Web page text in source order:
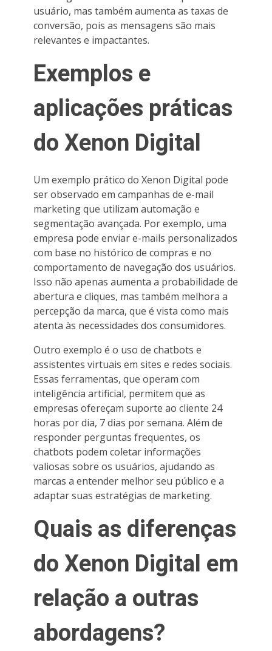
usuário, mas também aumenta as taxas de
conversão, pois as mensagens são mais
relevantes e impactantes.
Exemplos e
aplicações práticas
do Xenon Digital
Um exemplo prático do Xenon Digital pode
ser observado em campanhas de e-mail
marketing que utilizam automação e
segmentação avançada. Por exemplo, uma
empresa pode enviar e-mails personalizados
com base no histórico de compras e no
comportamento de navegação dos usuários.
Isso não apenas aumenta a probabilidade de
abertura e cliques, mas também melhora a
percepção da marca, que é vista como mais
atenta às necessidades dos consumidores.
Outro exemplo é o uso de chatbots e
assistentes virtuais em sites e redes sociais.
Essas ferramentas, que operam com
inteligência artificial, permitem que as
empresas ofereçam suporte ao cliente 24
horas por dia, 7 dias por semana. Além de
responder perguntas frequentes, os
chatbots podem coletar informações
valiosas sobre os usuários, ajudando as
marcas a entender melhor seu público e a
adaptar suas estratégias de marketing.
Quais as diferenças
do Xenon Digital em
relação a outras
abordagens?